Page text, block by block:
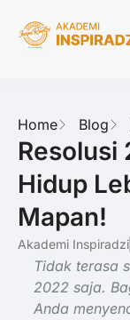
Home Blog
Resolusi
Hidup
Mapan!
Akademi Inspiradzi
Tidak terasa
2022 saja.
Anda